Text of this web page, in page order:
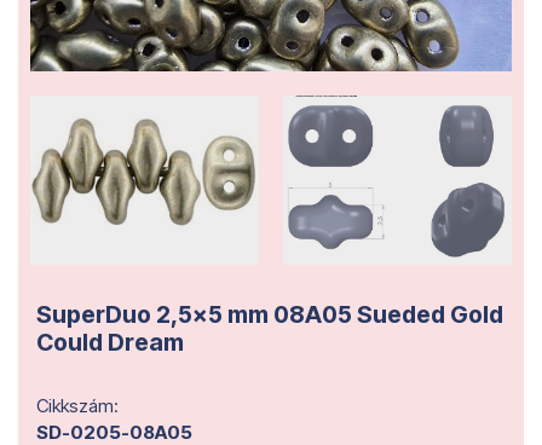
SuperDuo 2,5x5 mm 08A05 Sueded Gold
Could Dream
Cikkszám:
SD-0205-08A05